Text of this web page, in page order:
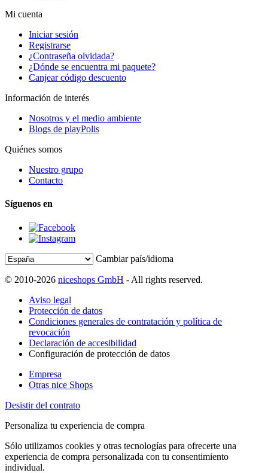
Mi cuenta
Iniciar sesión
Registrarse
¿Contraseña olvidada?
¿Dónde se encuentra mi paquete?
Canjear código descuento
Información de interés
Nosotros y el medio ambiente
Blogs de playPolis
Quiénes somos
Nuestro grupo
Contacto
Síguenos en
Cambiar país/idioma
© 2010-2026 niceshops GmbH - All rights reserved.
Aviso legal
Protección de datos
Condiciones generales de contratación y política de
revocación
Declaración de accesibilidad
Configuración de protección de datos
Empresa
Otras nice Shops
Desistir del contrato
Personaliza tu experiencia de compra
Sólo utilizamos cookies y otras tecnologías para ofrecerte una
experiencia de compra personalizada con tu consentimiento
individual.